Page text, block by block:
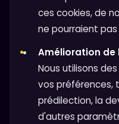
ces cookies, de
ne pourraient
Amélioration de
Nous utilisons
vos préférences,
prédilection, la
d'autres